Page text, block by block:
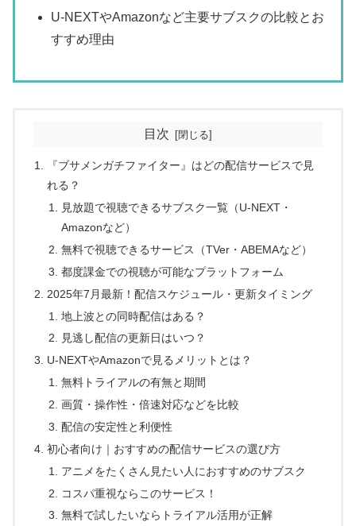
U-NEXTやAmazonなど主要サブスクの比較とお
すすめ理由
目次
『ブサメンガチファイター』はどの配信サービスで見
れる？
見放題で視聴できるサブスク一覧（U-NEXT・
Amazonなど）
無料で視聴できるサービス（TVer・ABEMAなど）
都度課金での視聴が可能なプラットフォーム
2025年7月最新！配信スケジュール・更新タイミング
地上波との同時配信はある？
見逃し配信の更新日はいつ？
U-NEXTやAmazonで見るメリットとは？
無料トライアルの有無と期間
画質・操作性・倍速対応などを比較
配信の安定性と利便性
初心者向け｜おすすめの配信サービスの選び方
アニメをたくさん見たい人におすすめのサブスク
コスパ重視ならこのサービス！
無料で試したいならトライアル活用が正解